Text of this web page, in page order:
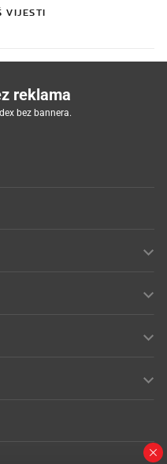
VIJESTI
reklama
bez bannera.